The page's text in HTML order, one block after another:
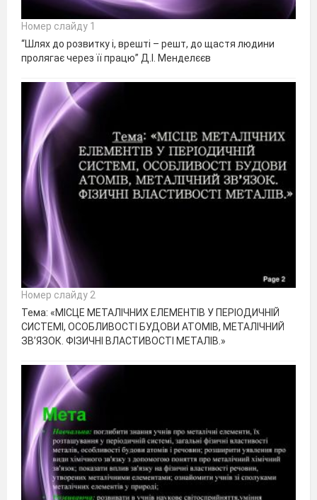
Номер слайду 1
“Шлях до розвитку і, врешті – решт, до щастя людини
пролягає через її працю” Д.І. Менделєєв
Номер слайду 2
Тема: «МІСЦЕ МЕТАЛІЧНИХ ЕЛЕМЕНТІВ У ПЕРІОДИЧНІЙ
СИСТЕМІ, ОСОБЛИВОСТІ БУДОВИ АТОМІВ, МЕТАЛІЧНИЙ
ЗВ’ЯЗОК. ФІЗИЧНІ ВЛАСТИВОСТІ МЕТАЛІВ.»